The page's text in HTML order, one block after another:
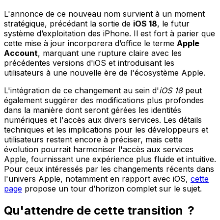
L'annonce de ce nouveau nom survient à un moment
stratégique, précédant la sortie de iOS 18, le futur
système d’exploitation des iPhone. Il est fort à parier que
cette mise à jour incorporera d’office le terme Apple
Account, marquant une rupture claire avec les
précédentes versions d'iOS et introduisant les
utilisateurs à une nouvelle ère de l'écosystème Apple.
L'intégration de ce changement au sein d'iOS 18peut
également suggérer des modifications plus profondes
dans la manière dont seront gérées les identités
numériques et l'accès aux divers services. Les détails
techniques et les implications pour les développeurs et
utilisateurs restent encore à préciser, mais cette
évolution pourrait harmoniser l'accès aux services
Apple, fournissant une expérience plus fluide et intuitive.
Pour ceux intéressés par les changements récents dans
l'univers Apple, notamment en rapport avec iOS, cette
page propose un tour d’horizon complet sur le sujet.
Qu'attendre de cette transition ?